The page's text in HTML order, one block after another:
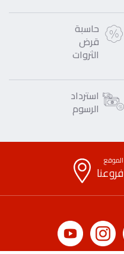
حاسبة
قرض
الثروات
استرداد
الرسوم
الموقع
فروعنا